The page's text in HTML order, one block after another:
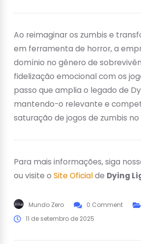
Ao reimaginar os zumbis e
em ferramenta de horror, a
domínio no gênero de
fidelização emocional com os
passo que amplia o legado de
mantendo-o relevante e
saturação de jogos de zumbis
Para mais informações, siga
ou visite o Site Oficialde Dying
Mundo Zero 0 Comment
11 de setembro de 2025